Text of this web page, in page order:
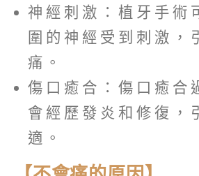
神經刺激：植牙手術
圍的神經受到刺激，
痛。
傷口癒合：傷口癒合
會經歷發炎和修復，
適。